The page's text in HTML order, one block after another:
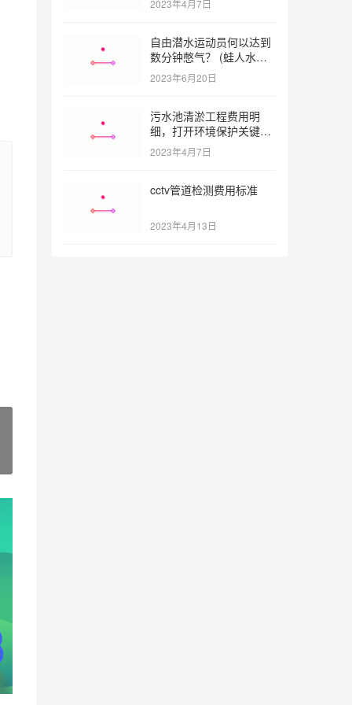
2023年4月7日
自由潜水运动员何以达到
数分钟憋气？ (蛙人水下
憋气最长多久)
2023年6月20日
污水池清淤工程费用明
细，打开环境保护关键之
门 (污水池清淤工程报价
明细)
2023年4月7日
cctv管道检测费用标准
2023年4月13日